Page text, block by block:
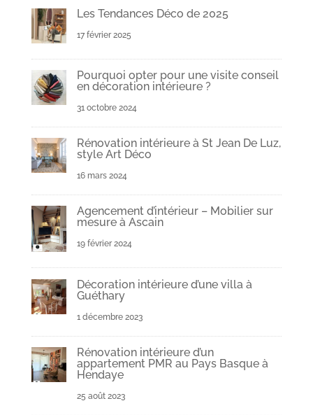
Les Tendances Déco de 2025
17 février 2025
Pourquoi opter pour une visite conseil
en décoration intérieure ?
31 octobre 2024
Rénovation intérieure à St Jean De Luz,
style Art Déco
16 mars 2024
Agencement d’intérieur – Mobilier sur
mesure à Ascain
19 février 2024
Décoration intérieure d’une villa à
Guéthary
1 décembre 2023
Rénovation intérieure d’un
appartement PMR au Pays Basque à
Hendaye
25 août 2023